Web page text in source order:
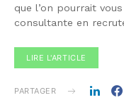
que l’on pourrait
consultante en
LIRE L'ARTICLE
PARTAGER